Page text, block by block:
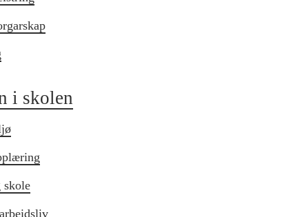
i skolen
skole